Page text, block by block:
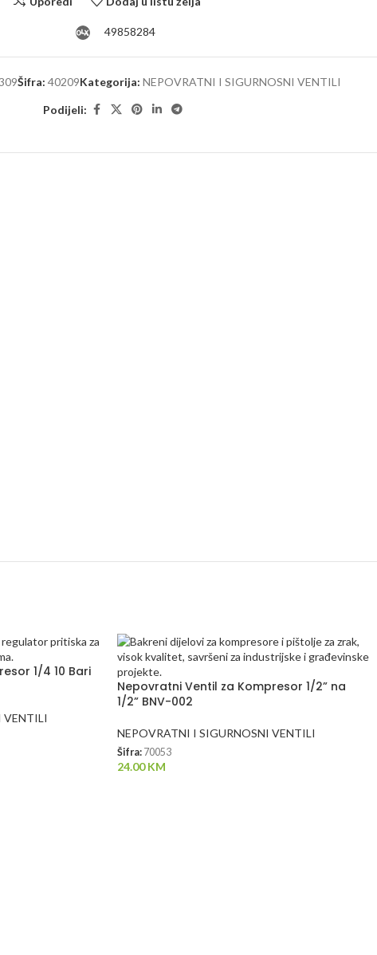
49858284
Šifra: 40209Kategorija: NEPOVRATNI I SIGURNOSNI VENTILI
Podijeli:
1/4 10 Bari
VENTILI
Nepovratni Ventil za Kompresor 1/2” na
1/2” BNV-002
NEPOVRATNI I SIGURNOSNI VENTILI
Šifra: 70053
24.00KM